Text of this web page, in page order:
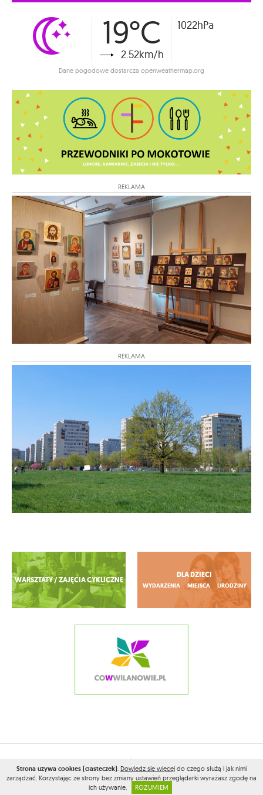
19°C
2.52km/h
1022hPa
Dane pogodowe dostarcza openweathermap.org
REKLAMA
REKLAMA
Zobacz więcej
WARSZTATY / ZAJĘCIA CYKLICZNE
DLA DZIECI
WYDARZENIA MIEJSCA URODZINY
2026© WSZELKIE PRAWA ZASTRZEŻONE PRZEZ
PROJEKT I WYKONANIE:VEGA INTERNET STUDIO
Strona używa cookies (ciasteczek). Dowiedz się więcej do czego służą i jak nimi
zarządzać. Korzystając ze strony bez zmiany ustawień przeglądarki wyrażasz zgodę na
ich używanie.
ROZUMIEM